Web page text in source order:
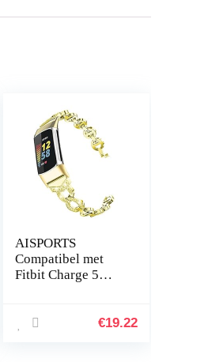
AISPORTS
Compatibel met
Fitbit Charge 5
Bling Glitter
€19.22